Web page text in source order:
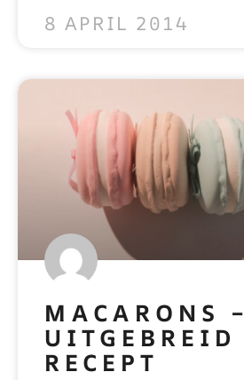
8 APRIL 2014
MACARONS –
UITGEBREID
RECEPT